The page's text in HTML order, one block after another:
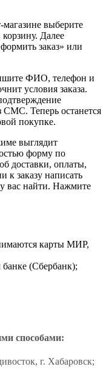
выберите
Далее
заказ» или
ФИО, телефон и
условия заказа.
СМС. Теперь останется
покупке.
выглядит
форму по
доставки, оплаты,
к заказу написать
вас найти. Нажмите
карты МИР,
(Сбербанк);
способами:
г. Хабаровск;